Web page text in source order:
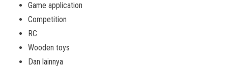
Game application
Competition
RC
Wooden toys
Dan lainnya